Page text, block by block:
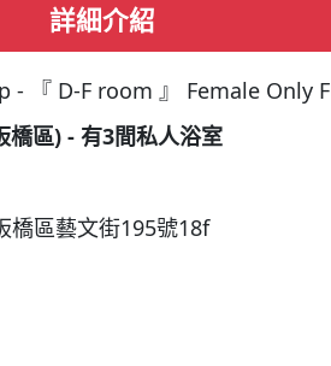
詳細介紹
- 『 D-F room 』 Female Only F
橋區) - 有3間私人浴室
橋區藝文街195號18f